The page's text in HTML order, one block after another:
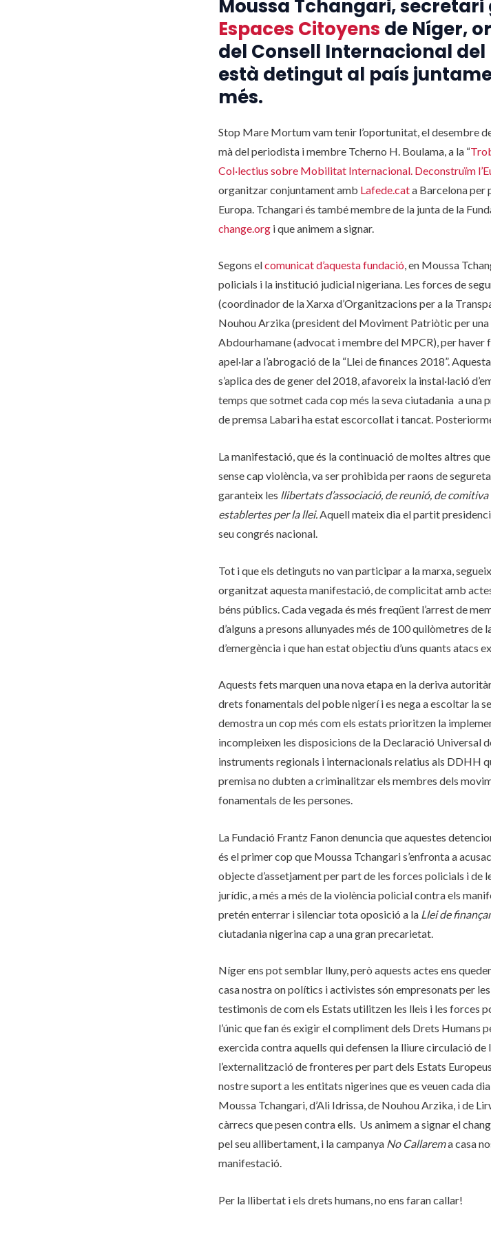
Moussa Tchangari, secretari
Espaces Citoyens de Níger,
del Consell Internacional
està detingut al país
més.
Stop Mare Mortum vam tenir l’oportunitat, el desembre
mà del periodista i membre Tcherno H. Boulama, a la “
Col·lectius sobre Mobilitat Internacional. Deconstruïm
organitzar conjuntament amb Lafede.cata Barcelona per
Europa. Tchangari és també membre de la junta de la
change.org i que animem a signar.
Segons elcomunicat d’aquesta fundació, en Moussa
policials i la institució judicial nigeriana. Les forces de
(coordinador de la Xarxa d’Organitzacions per a la
Nouhou Arzika (president del Moviment Patriòtic per
Abdourhamane (advocat i membre del MPCR), per
apel·lar a l’abrogació de la “Llei de finances 2018”.
s’aplica des de gener del 2018, afavoreix la instal·lació
temps que sotmet cada cop més la seva ciutadania a una
de premsa Labari ha estat escorcollat i tancat.
La manifestació, que és la continuació de moltes altres
sense cap violència, va ser prohibida per raons de
garanteix les llibertats d’associació, de reunió, de
establertes per la llei.Aquell mateix dia el partit
seu congrés nacional.
Tot i que els detinguts no van participar a la marxa,
organitzat aquesta manifestació, de complicitat amb
béns públics. Cada vegada és més freqüent l’arrest de
d’alguns a presons allunyades més de 100 quilòmetres de
d’emergència i que han estat objectiu d’uns quants atacs
Aquests fets marquen una nova etapa en la deriva
drets fonamentals del poble nigerí i es nega a escoltar la
demostra un cop més com els estats prioritzen la
incompleixen les disposicions de la Declaració Universal
instruments regionals i internacionals relatius als DDHH
premisa no dubten a criminalitzar els membres dels
fonamentals de les persones.
La Fundació Frantz Fanon denuncia que aquestes
és el primer cop que Moussa Tchangari s’enfronta a
objecte d’assetjament per part de les forces policials i de
jurídic, a més a més de la violència policial contra els
pretén enterrar i silenciar tota oposició a la Llei de
ciutadania nigerina cap a una gran precarietat.
Níger ens pot semblar lluny, però aquests actes ens
casa nostra on polítics i activistes són empresonats per
testimonis de com els Estats utilitzen les lleis i les forces
l’únic que fan és exigir el compliment dels Drets Humans
exercida contra aquells qui defensen la lliure circulació de
l’externalització de fronteres per part dels Estats
nostre suport a les entitats nigerines que es veuen cada
Moussa Tchangari, d’Ali Idrissa, de Nouhou Arzika, i de
càrrecs que pesen contra ells. Us animem a signar el
pel seu allibertament, i la campanya No Callarema casa
manifestació.
Per la llibertat i els drets humans, no ens faran callar!